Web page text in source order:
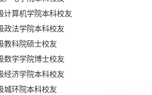
算机学院本科校友
法学院本科校友
科院硕士校友
学学院博士校友
济学院本科校友
环院本科校友